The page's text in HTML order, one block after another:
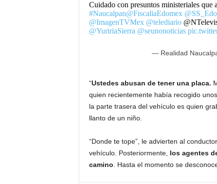
Cuidado con presuntos ministeriales que
#Naucalpan@FiscaliaEdomex
@ImagenTVMex @telediario
@YuririaSierra @seunonoticias
— Realidad
“Ustedes abusan de tener una placa.
quien recientemente había recogido
la parte trasera del vehículo es quien
llanto de un niño.
“Donde te tope”, le advierten al
vehículo. Posteriormente, los agentes
camino . Hasta el momento se